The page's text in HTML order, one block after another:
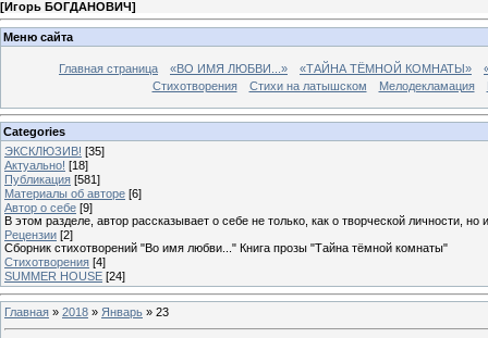
[Игорь БОГДАНОВИЧ]
Меню сайта
Главная страница «ВО ИМЯ ЛЮБВИ...» «ТАЙНА ТЁМНОЙ КОМНАТЫ»
Стихотворения
Стихи на латышском Мелодекламация
Categories
ЭКСКЛЮЗИВ! [35]
Актуально! [18]
Публикация [581]
Материалы об авторе [6]
Автор о себе [9]
В этом разделе, автор рассказывает о себе не только, как о творческой личности,
Рецензии [2]
Сборник стихотворений "Во имя любви..." Книга прозы "Тайна тёмной комнаты"
Стихотворения [4]
SUMMER HOUSE [24]
Главная » 2018 » Январь » 23